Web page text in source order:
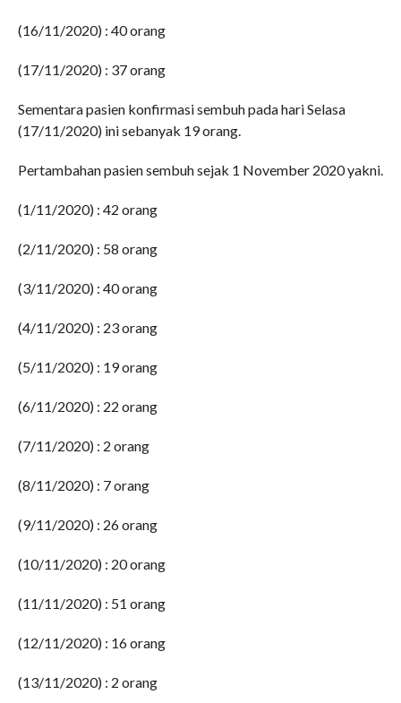
(16/11/2020) : 40 orang
(17/11/2020) : 37 orang
Sementara pasien konfirmasi sembuh pada hari Selasa
(17/11/2020) ini sebanyak 19 orang.
Pertambahan pasien sembuh sejak 1 November 2020 yakni.
(1/11/2020) : 42 orang
(2/11/2020) : 58 orang
(3/11/2020) : 40 orang
(4/11/2020) : 23 orang
(5/11/2020) : 19 orang
(6/11/2020) : 22 orang
(7/11/2020) : 2 orang
(8/11/2020) : 7 orang
(9/11/2020) : 26 orang
(10/11/2020) : 20 orang
(11/11/2020) : 51 orang
(12/11/2020) : 16 orang
(13/11/2020) : 2 orang